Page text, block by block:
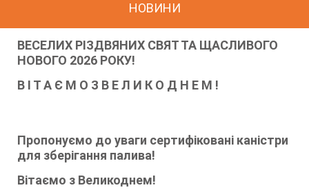
НОВИНИ
ВЕСЕЛИХ РІЗДВЯНИХ СВЯТ ТА ЩАСЛИВОГО
НОВОГО 2026 РОКУ!
В І Т А Є М О З В Е Л И К О Д Н Е М !
Пропонуємо до уваги сертифіковані каністри
для зберігання палива!
Вітаємо з Великоднем!